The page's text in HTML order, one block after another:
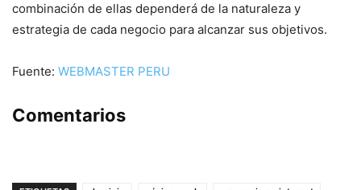
combinación de ellas dependerá de la naturaleza y
estrategia de cada negocio para alcanzar sus objetivos.
Fuente: WEBMASTER PERU
Comentarios